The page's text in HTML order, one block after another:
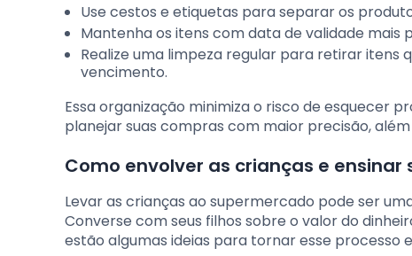
Use cestos e etiquetas para separar os
Mantenha os itens com data de validade mais
Realize uma limpeza regular para retirar itens
vencimento.
Essa organização minimiza o risco de esquecer
planejar suas compras com maior precisão,
Como envolver as crianças e
Levar as crianças ao supermercado pode ser
Converse com seus filhos sobre o valor do
estão algumas ideias para tornar esse processo